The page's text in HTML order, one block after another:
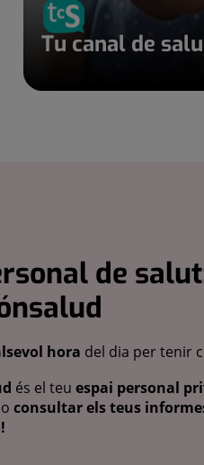
Tu canal de
de
hora del dia per tenir
és el teu espai personal
o consultar els teus